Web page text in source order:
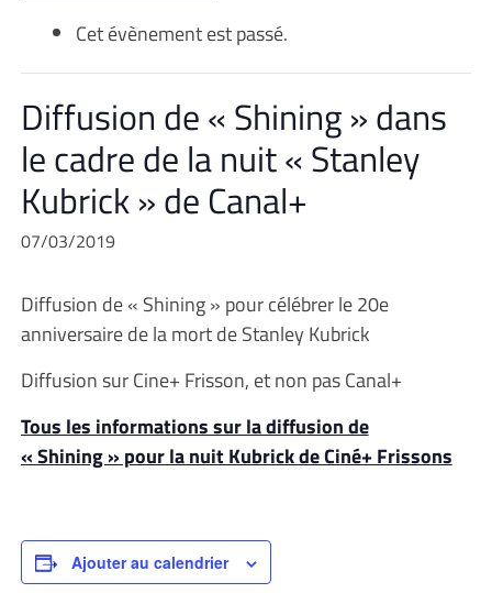
Cet évènement est passé.
Diffusion de « Shining » dans
le cadre de la nuit « Stanley
Kubrick » de Canal+
07/03/2019
Diffusion de « Shining » pour célébrer le 20e
anniversaire de la mort de Stanley Kubrick
Diffusion sur Cine+ Frisson, et non pas Canal+
Tous les informations sur la diffusion de
« Shining » pour la nuit Kubrick de Ciné+ Frissons
Ajouter au calendrier